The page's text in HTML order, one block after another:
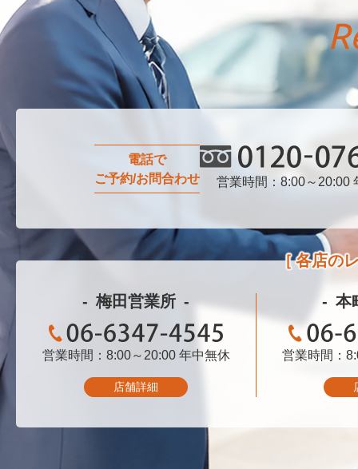
電話で
ご予約/お問合わせ
0120-076-750
営業時間：8:00～20:00
各店の
梅田営業所
06-6347-4545
営業時間：8:00～20:00 年中無休
店舗詳細
本
営業時間：